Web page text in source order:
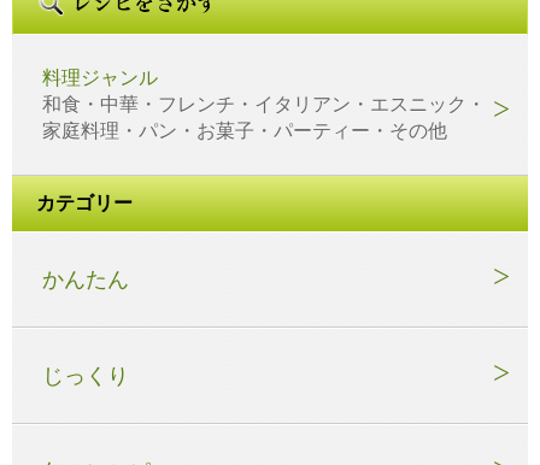
料理ジャンル
和食・中華・フレンチ・イタリアン・エスニック・
家庭料理・パン・お菓子・パーティー・その他
カテゴリー
かんたん
じっくり